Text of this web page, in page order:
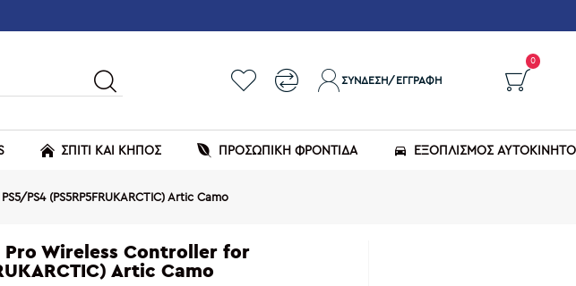
ΣΎΝΔΕΣΗ/ΕΓΓΡΑΦΉ
0
ΣΠΙΤΙ ΚΑΙ ΚΗΠΟΣ ΠΡΟΣΩΠΙΚΗ ΦΡΟΝΤΙΔΑ ΕΞΟΠΛΙΣΜΌΣ
PS4 (PS5RP5FRUKARCTIC) Artic Camo
Wireless Controller for
Artic Camo